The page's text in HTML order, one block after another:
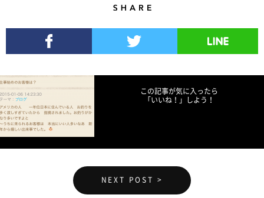
この記事が気に入ったら
「いいね！」しよう！
NEXT POST >